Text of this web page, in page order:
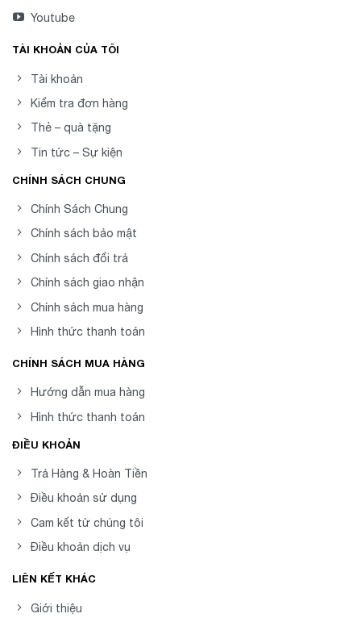
Youtube
TÀI KHOẢN CỦA TÔI
Tài khoản
Kiểm tra đơn hàng
Thẻ – quà tặng
Tin tức – Sự kiện
CHÍNH SÁCH CHUNG
Chính Sách Chung
Chính sách bảo mật
Chính sách đổi trả
Chính sách giao nhận
Chính sách mua hàng
Hình thức thanh toán
CHÍNH SÁCH MUA HÀNG
Hướng dẫn mua hàng
Hình thức thanh toán
ĐIỀU KHOẢN
Trả Hàng & Hoàn Tiền
Điều khoản sử dụng
Cam kết từ chúng tôi
Điều khoản dịch vụ
LIÊN KẾT KHÁC
Giới thiệu